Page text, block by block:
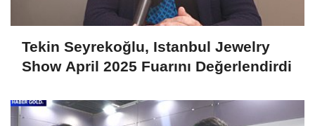
Tekin Seyrekoğlu, Istanbul Jewelry
Show April 2025 Fuarını Değerlendirdi